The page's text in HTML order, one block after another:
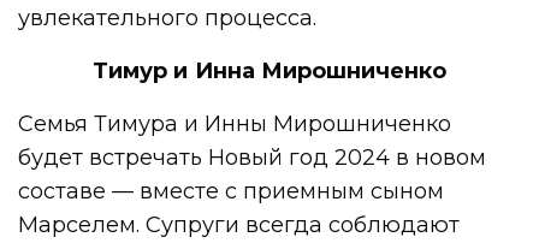
увлекательного процесса.
Тимур и Инна Мирошниченко
Семья Тимура и Инны Мирошниченко
будет встречать Новый год 2024 в новом
составе — вместе с приемным сыном
Марселем. Супруги всегда соблюдают